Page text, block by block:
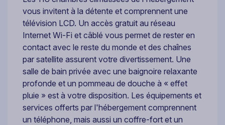
vous invitent à la détente et comprennent une
télévision LCD. Un accès gratuit au réseau
Internet Wi-Fi et câblé vous permet de rester en
contact avec le reste du monde et des chaînes
par satellite assurent votre divertissement. Une
salle de bain privée avec une baignoire relaxante
profonde et un pommeau de douche à « effet
pluie » est à votre disposition. Les équipements et
services offerts par l'hébergement comprennent
un téléphone, mais aussi un coffre-fort et un